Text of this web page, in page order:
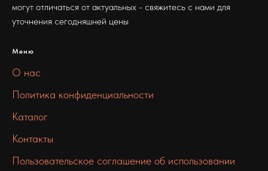
могут отличаться от актуальных - свяжитесь с нами для
уточнения сегодняшней цены
Меню
О нас
Политика конфиденциальности
Каталог
Контакты
Пользовательское соглашение об использовании